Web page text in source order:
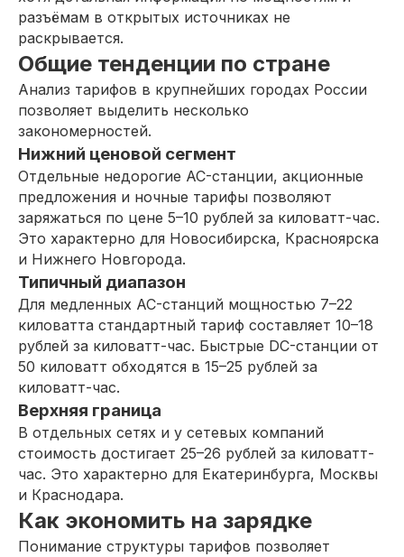
разъёмам в открытых источниках не
раскрывается.
Общие тенденции по стране
Анализ тарифов в крупнейших городах России
позволяет выделить несколько
закономерностей.
Нижний ценовой сегмент
Отдельные недорогие AC-станции, акционные
предложения и ночные тарифы позволяют
заряжаться по цене 5–10 рублей за киловатт-час.
Это характерно для Новосибирска, Красноярска
и Нижнего Новгорода.
Типичный диапазон
Для медленных AC-станций мощностью 7–22
киловатта стандартный тариф составляет 10–18
рублей за киловатт-час. Быстрые DC-станции от
50 киловатт обходятся в 15–25 рублей за
киловатт-час.
Верхняя граница
В отдельных сетях и у сетевых компаний
стоимость достигает 25–26 рублей за киловатт-
час. Это характерно для Екатеринбурга, Москвы
и Краснодара.
Как экономить на зарядке
Понимание структуры тарифов позволяет